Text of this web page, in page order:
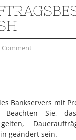
Comment
Bankservers mit
Beachten Sie,
gelten,
geändert sein.